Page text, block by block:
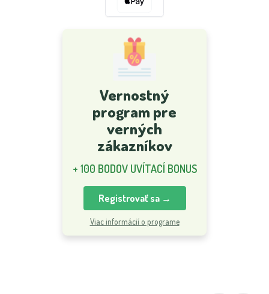
Vernostný
program pre
verných
zákazníkov
+ 100 BODOV UVÍTACÍ BONUS
Registrovať sa →
Viac informácií o programe